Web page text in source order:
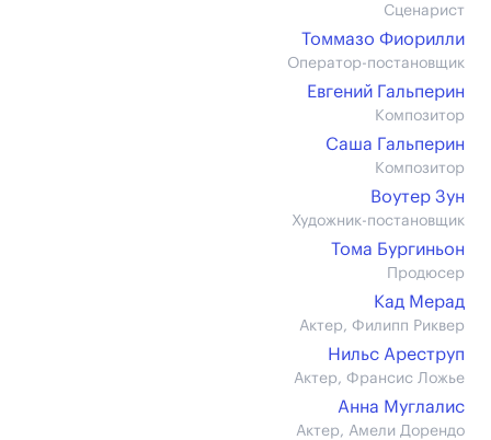
Сценарист
Томмазо Фиорилли
Оператор-постановщик
Евгений Гальперин
Композитор
Саша Гальперин
Композитор
Воутер Зун
Художник-постановщик
Тома Бургиньон
Продюсер
Кад Мерад
Актер, Филипп Риквер
Нильс Ареструп
Актер, Франсис Ложье
Анна Муглалис
Актер, Амели Дорендо